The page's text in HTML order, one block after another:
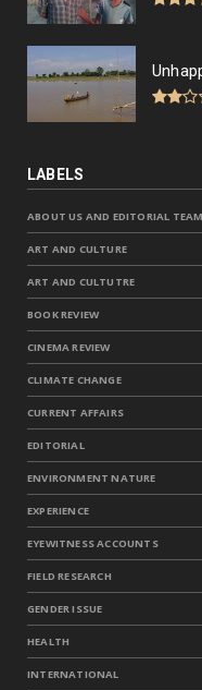
LABELS
ABOUT US AND EDITORIAL TEAM
ART AND CULTURE
ART AND CULTUTRE
BOOK REVIEW
CINEMA REVIEW
CLIMATE CHANGE
CURRENT AFFAIRS
EDITORIAL
ENVIRONMENT NATURE
EXPERIENCE
EYEWITNESS ACCOUNTS
FIELD RESEARCH
GENDER ISSUE
HEALTH
INTERNATIONAL